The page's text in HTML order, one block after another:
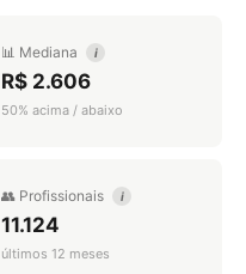
📊 Mediana i
R$ 2.606
50% acima / abaixo
👥 Profissionais i
11.124
últimos 12 meses